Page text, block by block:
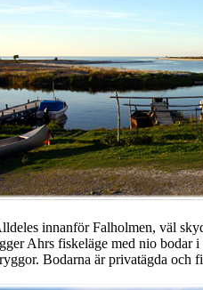
innanför Falholmen, väl
Ahrs fiskeläge med nio bodar
Bodarna är privatägda och